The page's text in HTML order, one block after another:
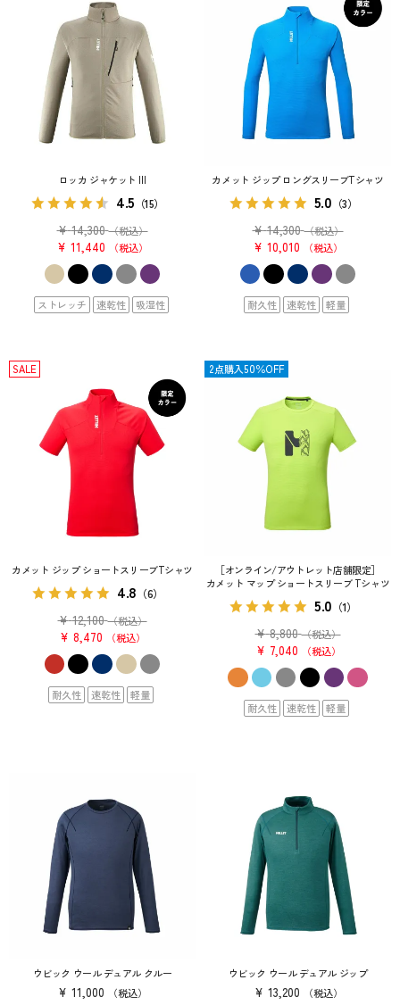
ロッカ ジャケット III
4.5 （15）
¥ 14,300 （税込）
¥ 11,440 税込
ストレッチ 速乾性 吸湿性
カメット ジップ ロングスリーブTシャツ
5.0 （3）
¥ 14,300 （税込）
¥ 10,010 税込
耐久性 速乾性 軽量
カメット ジップ ショートスリーブTシャツ
4.8 （6）
¥ 12,100 （税込）
¥ 8,470 税込
SALE
耐久性 速乾性 軽量
［オンライン/アウトレット店舗限定］
カメット マップ ショートスリーブ Tシャツ
5.0 （1）
¥ 8,800 （税込）
¥ 7,040 税込
SALE
耐久性 速乾性 軽量
2点購入50％OFF
ウビック ウール デュアル クルー
¥ 11,000 税込
ウビック ウール デュアル ジップ
¥ 13,200 税込